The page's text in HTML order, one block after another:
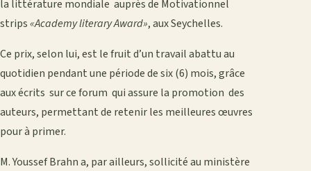
la littérature mondiale auprès de Motivationnel
strips«Academy literary Award», aux Seychelles.
Ce prix, selon lui, est le fruit d’un travail abattu au
quotidien pendant une période de six (6) mois, grâce
aux écrits sur ce forum qui assure la promotion des
auteurs, permettant de retenir les meilleures œuvres
pour à primer.
M. Youssef Brahn a, par ailleurs, sollicité au ministère